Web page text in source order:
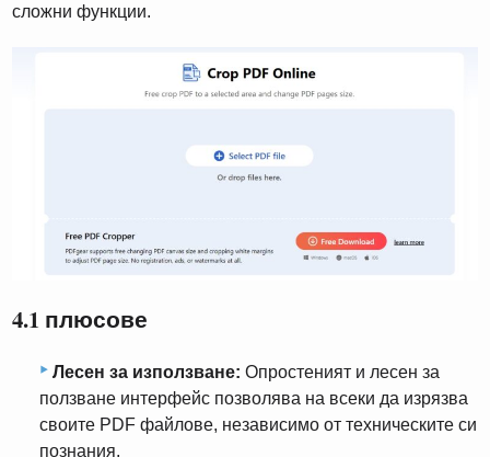
сложни функции.
4.1 плюсове
Лесен за използване: Опростеният и лесен за
ползване интерфейс позволява на всеки да изрязва
своите PDF файлове, независимо от техническите си
познания.